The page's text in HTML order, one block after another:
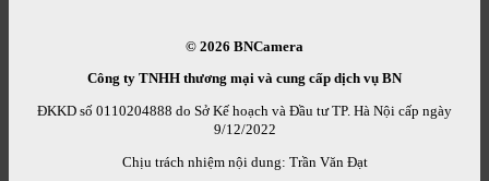
© 2026 BNCamera
Công ty TNHH thương mại và cung cấp dịch vụ BN
ĐKKD số 0110204888 do Sở Kế hoạch và Đầu tư TP. Hà Nội cấp ngày
9/12/2022
Chịu trách nhiệm nội dung: Trần Văn Đạt